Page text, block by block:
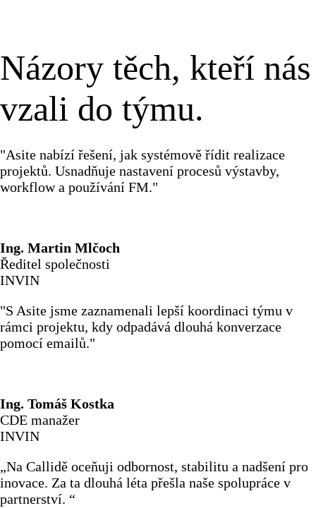
Názory těch, kteří nás
vzali do týmu.
"Asite nabízí řešení, jak systémově řídit realizace
projektů. Usnadňuje nastavení procesů výstavby,
workflow a používání FM."
Ing. Martin Mlčoch
Ředitel společnosti
INVIN
"S Asite jsme zaznamenali lepší koordinaci týmu v
rámci projektu, kdy odpadává dlouhá konverzace
pomocí emailů."
Ing. Tomáš Kostka
CDE manažer
INVIN
„Na Callidě oceňuji odbornost, stabilitu a nadšení pro
inovace. Za ta dlouhá léta přešla naše spolupráce v
partnerství. “